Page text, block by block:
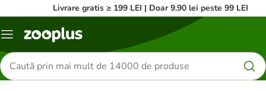
Livrare gratis ≥ 199 LEI | Doar 9.90 lei peste 99 LEI
Categorii
Căutare
produse